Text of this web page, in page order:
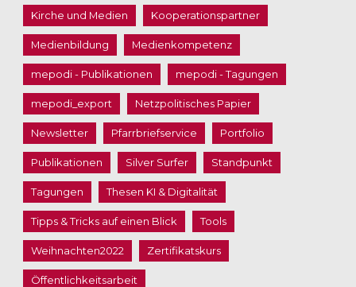
Kirche und Medien Kooperationspartner
Medienbildung Medienkompetenz
mepodi - Publikationen mepodi - Tagungen
mepodi_export Netzpolitisches Papier
Newsletter Pfarrbriefservice Portfolio
Publikationen Silver Surfer Standpunkt
Tagungen Thesen KI & Digitalität
Tipps & Tricks auf einen Blick Tools
Weihnachten2022 Zertifikatskurs
Öffentlichkeitsarbeit